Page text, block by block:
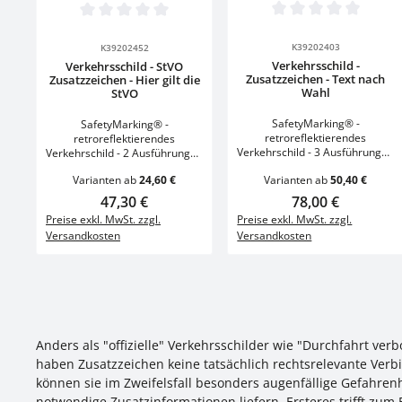
K39202452
Verkehrsschild - StVO
Zusatzzeichen - Hier gilt die
StVO
SafetyMarking® -
retroreflektierendes
Verkehrschild - 2 Ausführungen
gilt die StVO Vorschrift
Ordnungsnummer: StVO 2035
Größe: B 42,0 x 23,1
cmGröße: B 60,0 x 33,0 cm
Material: Aluminium Typ
Varianten ab24,60 €
Regulärer Preis:
47,30 €
Preise exkl. MwSt. zzgl.
Versandkosten
K39202403
Verkehrsschild -
Zusatzzeichen - Text nach
Wahl
SafetyMarking® -
retroreflektierendes
Verkehrschild - 3 Ausführungen
Wahl Verordnung: StVO
Größe: B 42,0 x H 23,1
cmGröße: B 42,0 x H 31,5
cmGröße: B 60,0 x H 33,0 cm
Material: Aluminium Typ
Ihren gewünschten Text (2-
zeilig - max. 16 Zeichen pro
Zeile) im Bemerkungsfeld an!
Varianten ab50,40 €
Regulärer Preis:
78,00 €
Preise exkl. MwSt. zzgl.
Versandkosten
Anders als "offizielle" Verkehrsschilder wie "Durchfahrt
haben Zusatzzeichen keine tatsächlich rechtsrelevante
können sie im Zweifelsfall besonders augenfällige